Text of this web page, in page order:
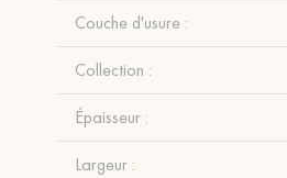
Couche d'usure :
Collection :
Épaisseur :
Largeur :